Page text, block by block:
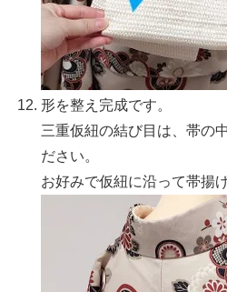
形を整え完成です。
三重仮紐の結び目は、帯の
ださい。
お好みで仮紐に沿って帯揚